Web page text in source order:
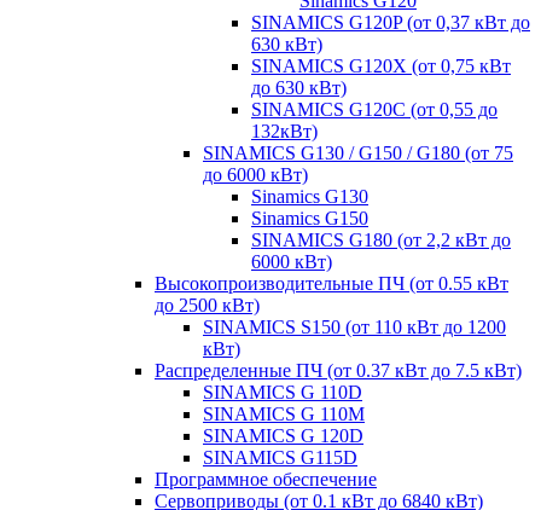
SINAMICS G120P (от 0,37 кВт до
630 кВт)
SINAMICS G120X (от 0,75 кВт
до 630 кВт)
SINAMICS G120C (от 0,55 до
132кВт)
SINAMICS G130 / G150 / G180 (от 75
до 6000 кВт)
Sinamics G130
Sinamics G150
SINAMICS G180 (от 2,2 кВт до
6000 кВт)
Высокопроизводительные ПЧ (от 0.55 кВт
до 2500 кВт)
SINAMICS S150 (от 110 кВт до 1200
кВт)
Распределенные ПЧ (от 0.37 кВт до 7.5 кВт)
SINAMICS G 110D
SINAMICS G 110M
SINAMICS G 120D
SINAMICS G115D
Программное обеспечение
Сервоприводы (от 0.1 кВт до 6840 кВт)